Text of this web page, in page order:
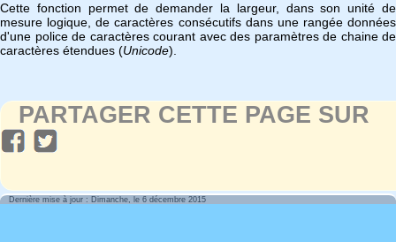
Cette fonction permet de demander la largeur, dans son unité de
mesure logique, de caractères consécutifs dans une rangée données
d'une police de caractères courant avec des paramètres de chaine de
caractères étendues (Unicode).
PARTAGER CETTE PAGE SUR
Dernière mise à jour : Dimanche, le 6 décembre 2015